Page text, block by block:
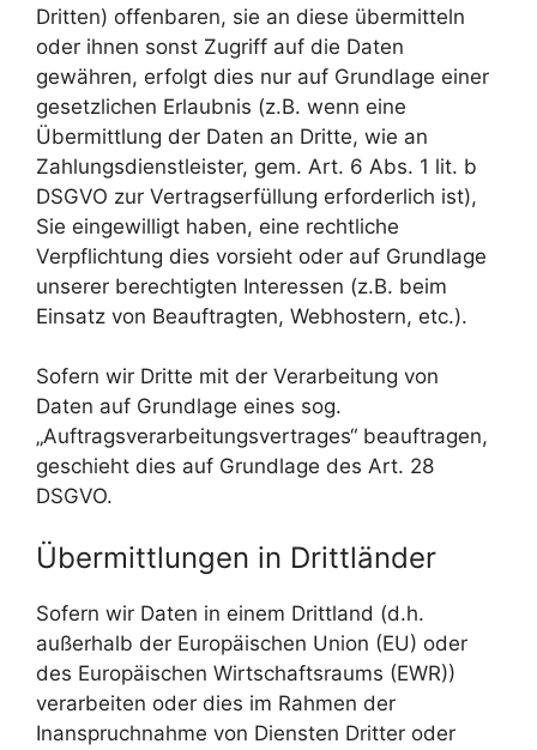
Dritten) offenbaren, sie an diese übermitteln
oder ihnen sonst Zugriff auf die Daten
gewähren, erfolgt dies nur auf Grundlage einer
gesetzlichen Erlaubnis (z.B. wenn eine
Übermittlung der Daten an Dritte, wie an
Zahlungsdienstleister, gem. Art. 6 Abs. 1 lit. b
DSGVO zur Vertragserfüllung erforderlich ist),
Sie eingewilligt haben, eine rechtliche
Verpflichtung dies vorsieht oder auf Grundlage
unserer berechtigten Interessen (z.B. beim
Einsatz von Beauftragten, Webhostern, etc.).
Sofern wir Dritte mit der Verarbeitung von
Daten auf Grundlage eines sog.
„Auftragsverarbeitungsvertrages“ beauftragen,
geschieht dies auf Grundlage des Art. 28
DSGVO.
Übermittlungen in Drittländer
Sofern wir Daten in einem Drittland (d.h.
außerhalb der Europäischen Union (EU) oder
des Europäischen Wirtschaftsraums (EWR))
verarbeiten oder dies im Rahmen der
Inanspruchnahme von Diensten Dritter oder